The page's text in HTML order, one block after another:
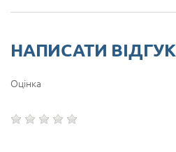
НАПИСАТИ ВІДГУК
Оцінка